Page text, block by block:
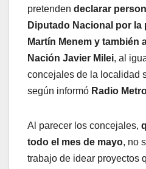
pretenden declarar
Diputado Nacional por
Martín Menem y también
Nación Javier Milei, al
concejales de la localidad
según informó Radio
Al parecer los concejales,
todo el mes de mayo, no
trabajo de idear proyectos